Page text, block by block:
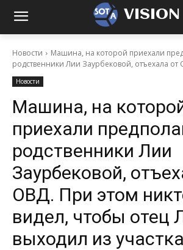
VISION
Новости
Машина, на которой приехали
родственники Лии Заурбековой, отъехала от
Новости
Машина, на
приехали
родственники Лии
Заурбековой,
ОВД. При этом
видел, чтобы отец
выходил из участка